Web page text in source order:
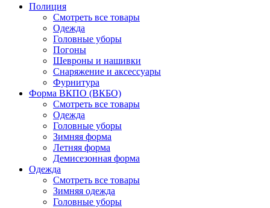
Полиция
Смотреть все товары
Одежда
Головные уборы
Погоны
Шевроны и нашивки
Снаряжение и аксессуары
Фурнитура
Форма ВКПО (ВКБО)
Смотреть все товары
Одежда
Головные уборы
Зимняя форма
Летняя форма
Демисезонная форма
Одежда
Смотреть все товары
Зимняя одежда
Головные уборы